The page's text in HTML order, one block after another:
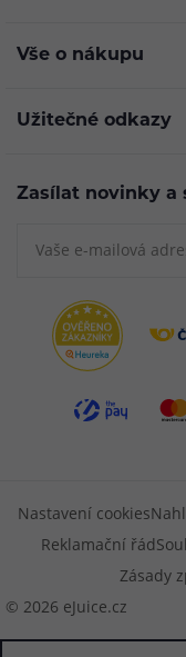
Vše o nákupu
Užitečné odkazy
Zasílat novinky a
© 2026 eJuice.cz
Nastavení cookies
Reklamační řád
Zásady